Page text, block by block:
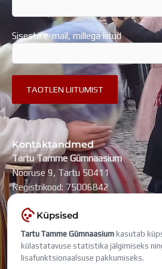
Sisesta e-mail, millega liitud
Kontaktandmed
Tartu Tamme Gümnaasium
Nooruse 9, Tartu 50411
Registrikood: 75006842
KONTAKTID
SearchSearch
Küpsised
Tartu Tamme Gümnaasium kasutab
külastatavuse statistika jälgimiseks
lisafunktsionaalsuse pakkumiseks.